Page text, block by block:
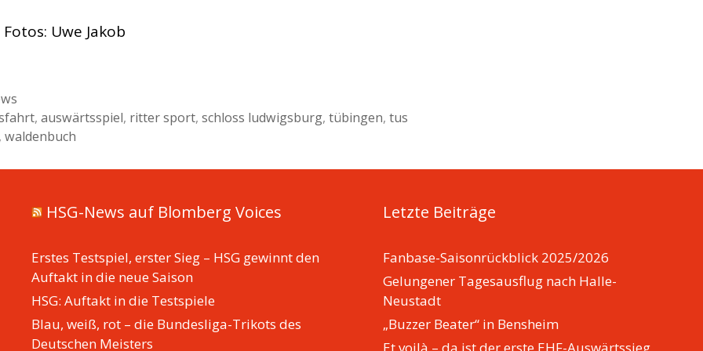
Uwe Jakob
, auswärtsspiel, ritter sport, schloss ludwigsburg, tübingen, tus
, waldenbuch
HSG-News auf Blomberg Voices
Erstes Testspiel, erster Sieg – HSG gewinnt den
Auftakt in die neue Saison
HSG: Auftakt in die Testspiele
Blau, weiß, rot – die Bundesliga-Trikots des
Deutschen Meisters
Letzte Beiträge
Fanbase-Saisonrückblick 2025/2026
Gelungener Tagesausflug nach Halle-
Neustadt
„Buzzer Beater“ in Bensheim